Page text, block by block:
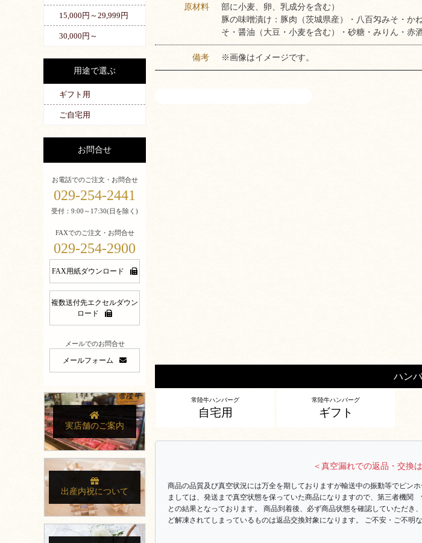
15,000円～29,999円
30,000円～
用途で選ぶ
ギフト用
ご自宅用
お問合せ
お電話でのご注文・お問合せ
029-254-2441
受付：9:00～17:30(日を除く)
FAXでのご注文・お問合せ
029-254-2900
FAX用紙ダウンロード
複数送付先エクセルダウン
ロード
メールでのお問合せ
メールフォーム
実店舗のご案内
出産内祝について
原材料
部に小麦、卵、乳成分を含む）
豚の味噌漬け：豚肉（茨城県産）・八百匁みそ・か
そ・醤油（大豆・小麦を含む）・砂糖・みりん・赤
備考 ※画像はイメージです。
ハン
常陸牛ハンバーグ
自宅用
常陸牛ハンバーグ
ギフト
＜真空漏れでの返品・交換
商品の品質及び真空状況には万全を期しておりますが輸送中の振動等でピン
ましては、発送まで真空状態を保っていた商品になりますので、第三者機
との結果となっております。 商品到着後、必ず商品状態を確認していただ
ど解凍されてしまっているものは返品交換対象になります。 ご不安・ご不明